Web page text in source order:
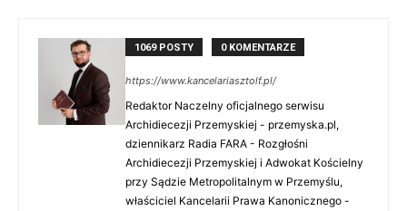
1069 POSTY 0 KOMENTARZE
https://www.kancelariasztolf.pl/
Redaktor Naczelny oficjalnego serwisu
Archidiecezji Przemyskiej - przemyska.pl,
dziennikarz Radia FARA - Rozgłośni
Archidiecezji Przemyskiej i Adwokat Kościelny
przy Sądzie Metropolitalnym w Przemyślu,
właściciel Kancelarii Prawa Kanonicznego -